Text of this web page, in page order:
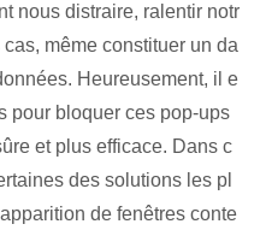
nous distraire, ralentir notr
même constituer un da
Heureusement, il e
pour bloquer ces pop-ups
et plus efficace. Dans c
des solutions les pl
de fenêtres conte